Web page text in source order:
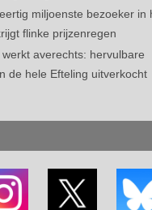
miljoenste bezoeker in
flinke prijzenregen
averechts: hervulbare
de hele Efteling uitverkocht